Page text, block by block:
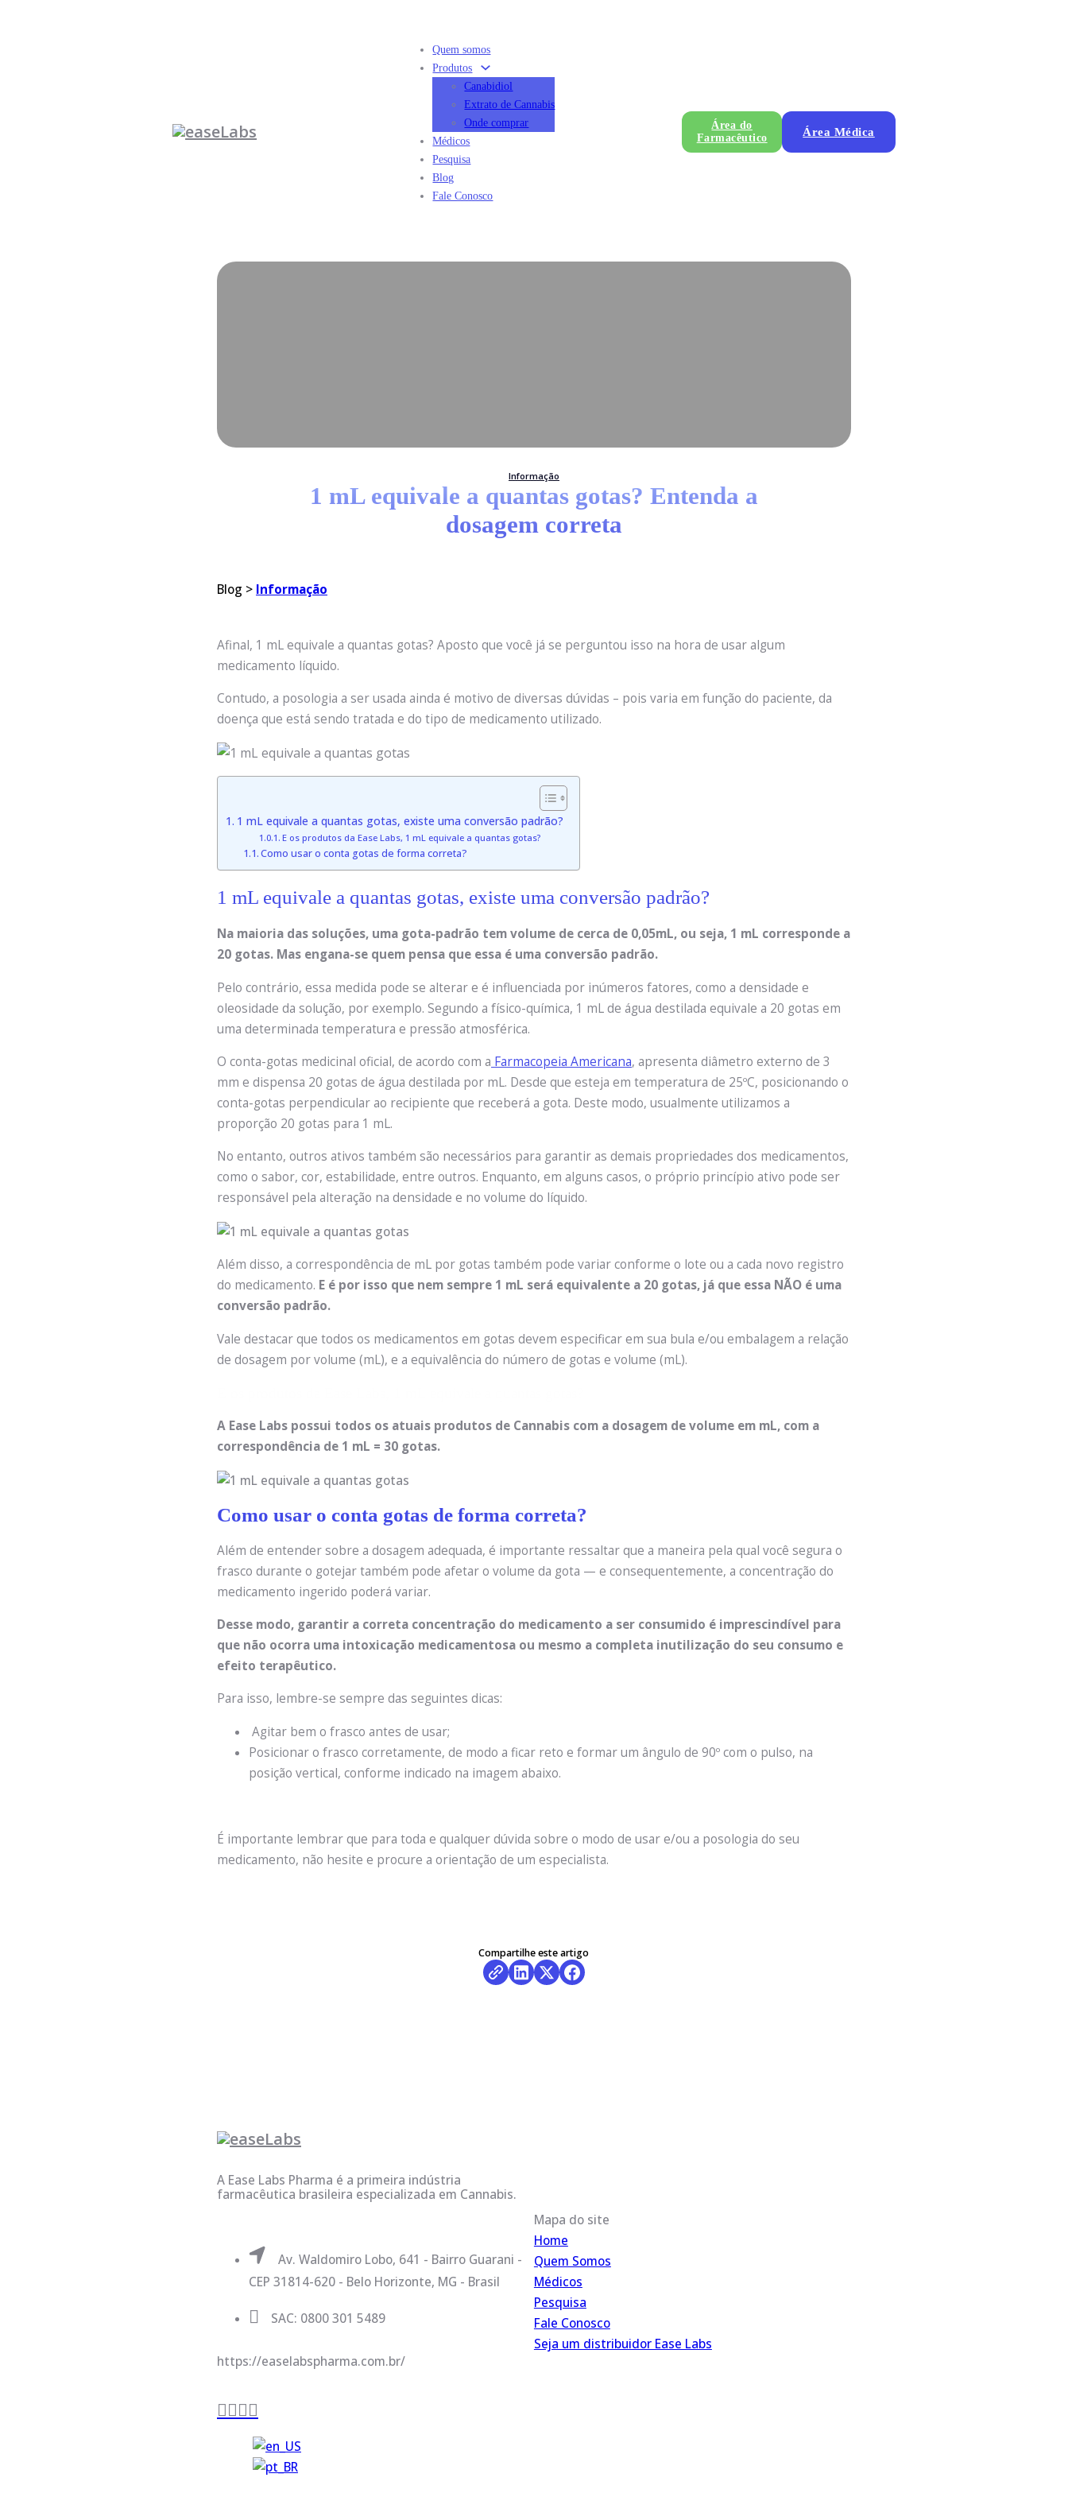
Quem somos
Produtos
Canabidiol
Extrato de Cannabis
Onde comprar
Médicos
Pesquisa
Blog
Fale Conosco
Área do
Farmacêutico
Área Médica
Informação
1 mL equivale a quantas gotas? Entenda a
dosagem correta
Blog > Informação
Afinal, 1 mL equivale a quantas gotas? Aposto que você já se perguntou isso na hora de usar algum
medicamento líquido.
Contudo, a posologia a ser usada ainda é motivo de diversas dúvidas – pois varia em função do paciente, da
doença que está sendo tratada e do tipo de medicamento utilizado.
1 mL equivale a quantas gotas, existe uma conversão padrão?
E os produtos da Ease Labs, 1 mL equivale a quantas gotas?
Como usar o conta gotas de forma correta?
1 mL equivale a quantas gotas, existe uma conversão padrão?
Na maioria das soluções, uma gota-padrão tem volume de cerca de 0,05mL, ou seja, 1 mL corresponde a
20 gotas. Mas engana-se quem pensa que essa é uma conversão padrão.
Pelo contrário, essa medida pode se alterar e é influenciada por inúmeros fatores, como a densidade e
oleosidade da solução, por exemplo. Segundo a físico-química, 1 mL de água destilada equivale a 20 gotas em
uma determinada temperatura e pressão atmosférica.
O conta-gotas medicinal oficial, de acordo com a Farmacopeia Americana, apresenta diâmetro externo de 3
mm e dispensa 20 gotas de água destilada por mL. Desde que esteja em temperatura de 25ºC, posicionando o
conta-gotas perpendicular ao recipiente que receberá a gota. Deste modo, usualmente utilizamos a
proporção 20 gotas para 1 mL.
No entanto, outros ativos também são necessários para garantir as demais propriedades dos medicamentos,
como o sabor, cor, estabilidade, entre outros. Enquanto, em alguns casos, o próprio princípio ativo pode ser
responsável pela alteração na densidade e no volume do líquido.
Além disso, a correspondência de mL por gotas também pode variar conforme o lote ou a cada novo registro
do medicamento. E é por isso que nem sempre 1 mL será equivalente a 20 gotas, já que essa NÃO é uma
conversão padrão.
Vale destacar que todos os medicamentos em gotas devem especificar em sua bula e/ou embalagem a relação
de dosagem por volume (mL), e a equivalência do número de gotas e volume (mL).
A Ease Labs possui todos os atuais produtos de Cannabis com a dosagem de volume em mL, com a
correspondência de 1 mL = 30 gotas.
Como usar o conta gotas de forma correta?
Além de entender sobre a dosagem adequada, é importante ressaltar que a maneira pela qual você segura o
frasco durante o gotejar também pode afetar o volume da gota — e consequentemente, a concentração do
medicamento ingerido poderá variar.
Desse modo, garantir a correta concentração do medicamento a ser consumido é imprescindível para
que não ocorra uma intoxicação medicamentosa ou mesmo a completa inutilização do seu consumo e
efeito terapêutico.
Para isso, lembre-se sempre das seguintes dicas:
Agitar bem o frasco antes de usar;
Posicionar o frasco corretamente, de modo a ficar reto e formar um ângulo de 90º com o pulso, na
posição vertical, conforme indicado na imagem abaixo.
É importante lembrar que para toda e qualquer dúvida sobre o modo de usar e/ou a posologia do seu
medicamento, não hesite e procure a orientação de um especialista.
Compartilhe este artigo
A Ease Labs Pharma é a primeira indústria
farmacêutica brasileira especializada em Cannabis.
Av. Waldomiro Lobo, 641 - Bairro Guarani -
CEP 31814-620 - Belo Horizonte, MG - Brasil
SAC: 0800 301 5489
https://easelabspharma.com.br/
Mapa do site
Home
Quem Somos
Médicos
Pesquisa
Fale Conosco
Seja um distribuidor Ease Labs